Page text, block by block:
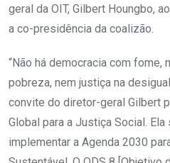
geral da OIT, Gilbert Houngbo,
a co-presidência da coalizão.
“Não há democracia com
pobreza, nem justiça na
convite do diretor-geral Gilbert
Global para a Justiça Social.
implementar a Agenda 2030